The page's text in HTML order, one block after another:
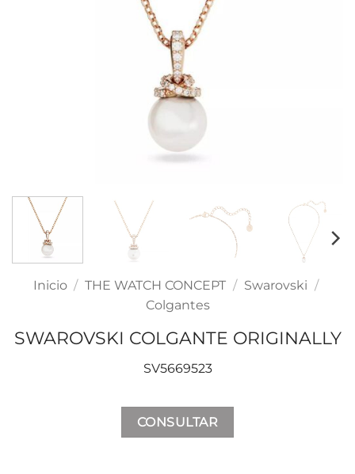
Inicio / THE WATCH CONCEPT / Swarovski /
Colgantes
SWAROVSKI COLGANTE ORIGINALLY
SV5669523
CONSULTAR